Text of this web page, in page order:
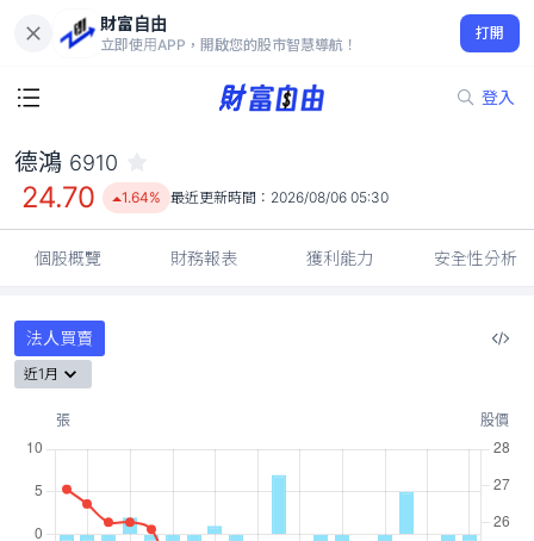
財富自由
立即使用APP，開啟您的股市智慧導航！
打開
登入
24.70
1.64%
德鴻 6910
24.70 1.64% 最近更新時間： 2026/08/06 05:30
個股概覽 財務報表 獲利能力 安全性分析
法人買賣
近1月